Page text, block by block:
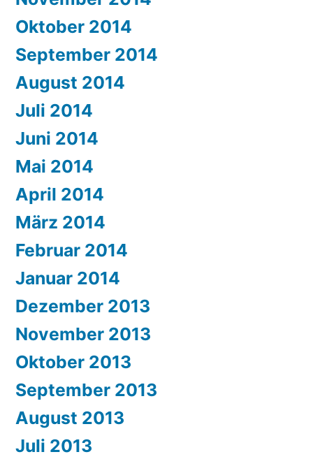
Oktober 2014
September 2014
August 2014
Juli 2014
Juni 2014
Mai 2014
April 2014
März 2014
Februar 2014
Januar 2014
Dezember 2013
November 2013
Oktober 2013
September 2013
August 2013
Juli 2013